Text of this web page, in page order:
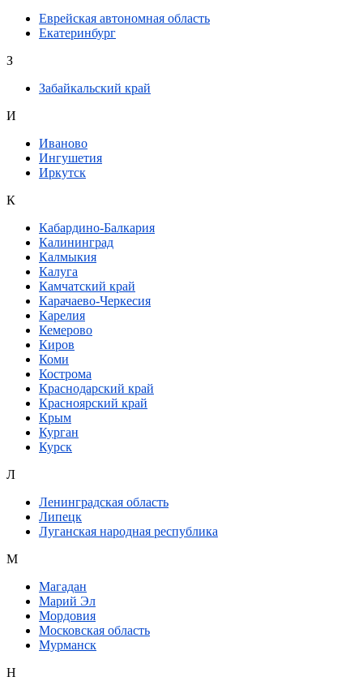
Еврейская автономная область
Екатеринбург
З
Забайкальский край
И
Иваново
Ингушетия
Иркутск
К
Кабардино-Балкария
Калининград
Калмыкия
Калуга
Камчатский край
Карачаево-Черкесия
Карелия
Кемерово
Киров
Коми
Кострома
Краснодарский край
Красноярский край
Крым
Курган
Курск
Л
Ленинградская область
Липецк
Луганская народная республика
М
Магадан
Марий Эл
Мордовия
Московская область
Мурманск
Н